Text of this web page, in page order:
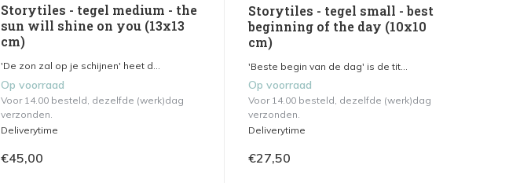
Storytiles - tegel medium - the
sun will shine on you (13x13
cm)
'De zon zal op je schijnen' heet d...
Op voorraad
Voor 14.00 besteld, dezelfde (werk)dag
verzonden.
Deliverytime
€45,00
Storytiles - tegel small - best
beginning of the day (10x10
cm)
'Beste begin van de dag' is de tit...
Op voorraad
Voor 14.00 besteld, dezelfde (werk)dag
verzonden.
Deliverytime
€27,50